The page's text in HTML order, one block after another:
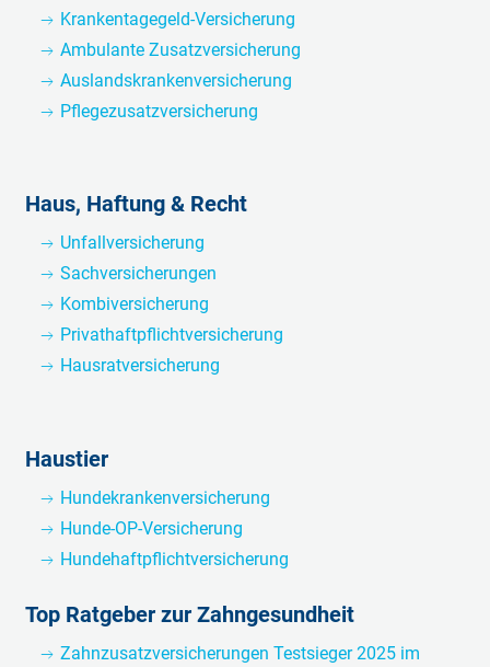
Krankentagegeld-Versicherung
Ambulante Zusatzversicherung
Auslandskrankenversicherung
Pflegezusatzversicherung
Haus, Haftung & Recht
Unfallversicherung
Sachversicherungen
Kombiversicherung
Privathaftpflichtversicherung
Hausratversicherung
Haustier
Hundekrankenversicherung
Hunde-OP-Versicherung
Hundehaftpflichtversicherung
Top Ratgeber zur Zahngesundheit
Zahnzusatzversicherungen Testsieger 2025 im